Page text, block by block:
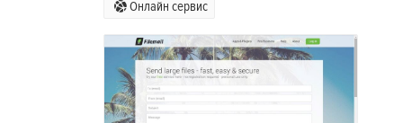
Онлайн сервис